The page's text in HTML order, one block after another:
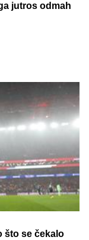
jutros odmah
što se čekalo